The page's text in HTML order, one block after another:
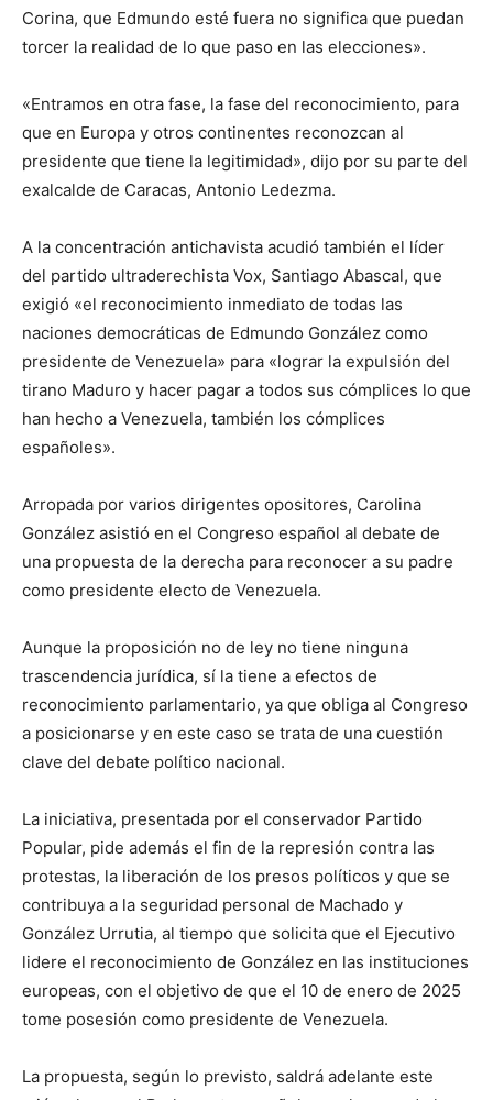
Corina, que Edmundo esté fuera no significa que puedan
torcer la realidad de lo que paso en las elecciones».
«Entramos en otra fase, la fase del reconocimiento, para
que en Europa y otros continentes reconozcan al
presidente que tiene la legitimidad», dijo por su parte del
exalcalde de Caracas, Antonio Ledezma.
A la concentración antichavista acudió también el líder
del partido ultraderechista Vox, Santiago Abascal, que
exigió «el reconocimiento inmediato de todas las
naciones democráticas de Edmundo González como
presidente de Venezuela» para «lograr la expulsión del
tirano Maduro y hacer pagar a todos sus cómplices lo que
han hecho a Venezuela, también los cómplices
españoles».
Arropada por varios dirigentes opositores, Carolina
González asistió en el Congreso español al debate de
una propuesta de la derecha para reconocer a su padre
como presidente electo de Venezuela.
Aunque la proposición no de ley no tiene ninguna
trascendencia jurídica, sí la tiene a efectos de
reconocimiento parlamentario, ya que obliga al Congreso
a posicionarse y en este caso se trata de una cuestión
clave del debate político nacional.
La iniciativa, presentada por el conservador Partido
Popular, pide además el fin de la represión contra las
protestas, la liberación de los presos políticos y que se
contribuya a la seguridad personal de Machado y
González Urrutia, al tiempo que solicita que el Ejecutivo
lidere el reconocimiento de González en las instituciones
europeas, con el objetivo de que el 10 de enero de 2025
tome posesión como presidente de Venezuela.
La propuesta, según lo previsto, saldrá adelante este